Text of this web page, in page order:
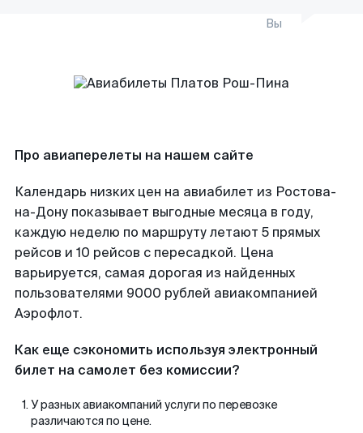
Вы
Про авиаперелеты на нашем сайте
Календарь низких цен на авиабилет из Ростова-
на-Дону показывает выгодные месяца в году,
каждую неделю по маршруту летают 5 прямых
рейсов и 10 рейсов с пересадкой. Цена
варьируется, самая дорогая из найденных
пользователями 9000 рублей авиакомпанией
Аэрофлот.
Как еще сэкономить используя электронный
билет на самолет без комиссии?
У разных авиакомпаний услуги по перевозке
различаются по цене.